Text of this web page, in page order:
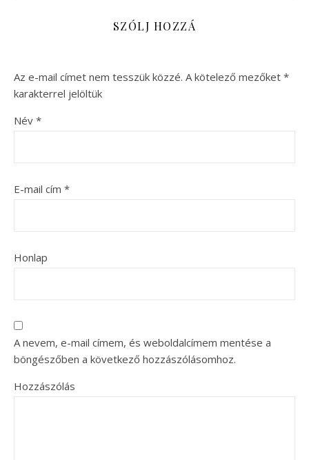
SZÓLJ HOZZÁ
Az e-mail címet nem tesszük közzé. A kötelező mezőket *
karakterrel jelöltük
Név *
E-mail cím *
Honlap
A nevem, e-mail címem, és weboldalcímem mentése a
böngészőben a következő hozzászólásomhoz.
Hozzászólás